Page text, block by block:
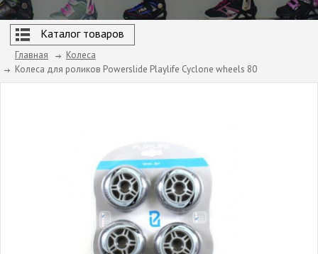
Каталог товаров
Главная
Колеса
Колеса для роликов Powerslide Playlife Cyclone wheels 80